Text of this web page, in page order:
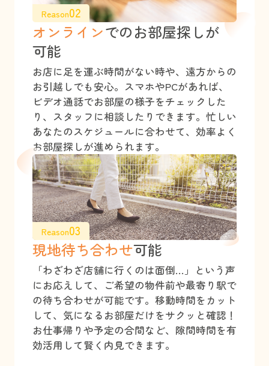
Reason02
オンラインでのお部屋探しが
可能
お店に足を運ぶ時間がない時や、遠方からの
お引越しでも安心。スマホやPCがあれば、
ビデオ通話でお部屋の様子をチェックした
り、スタッフに相談したりできます。忙しい
あなたのスケジュールに合わせて、効率よく
お部屋探しが進められます。
Reason03
現地待ち合わせ可能
「わざわざ店舗に行くのは面倒…」という声
にお応えして、ご希望の物件前や最寄り駅で
の待ち合わせが可能です。移動時間をカット
して、気になるお部屋だけをサクッと確認！
お仕事帰りや予定の合間など、隙間時間を有
効活用して賢く内見できます。